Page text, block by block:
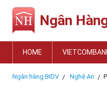
Ngân
HOME
Ngân hàng BIDV Nghệ An